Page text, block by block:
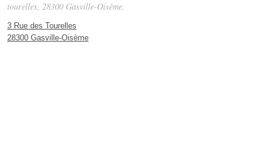
tourelles, 28300 Gasville-Oisème.
3 Rue des Tourelles
28300 Gasville-Oisème